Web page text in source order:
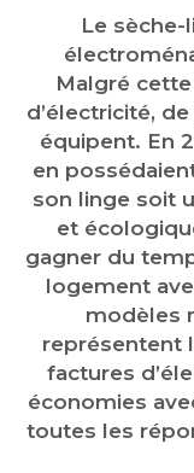
Le sèche-
Malgré
d’électricité,
équipent. En
en
son linge soit
et
gagner du
logement
modèles
représentent
factures
économies
toutes les